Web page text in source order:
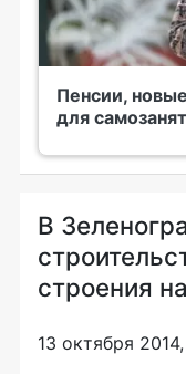
Пенсии,
для
В
строения
13 октября 2014,